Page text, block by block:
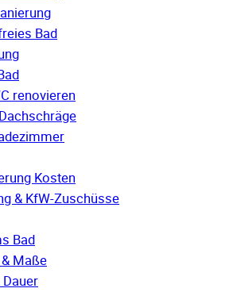
Bad
renovieren
Kosten
& KfW-Zuschüsse
Bad
Maße